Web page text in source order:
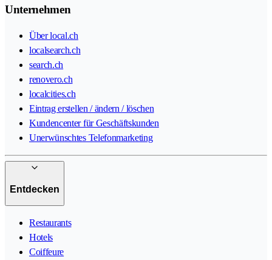
Unternehmen
Über local.ch
localsearch.ch
search.ch
renovero.ch
localcities.ch
Eintrag erstellen / ändern / löschen
Kundencenter für Geschäftskunden
Unerwünschtes Telefonmarketing
Entdecken
Restaurants
Hotels
Coiffeure